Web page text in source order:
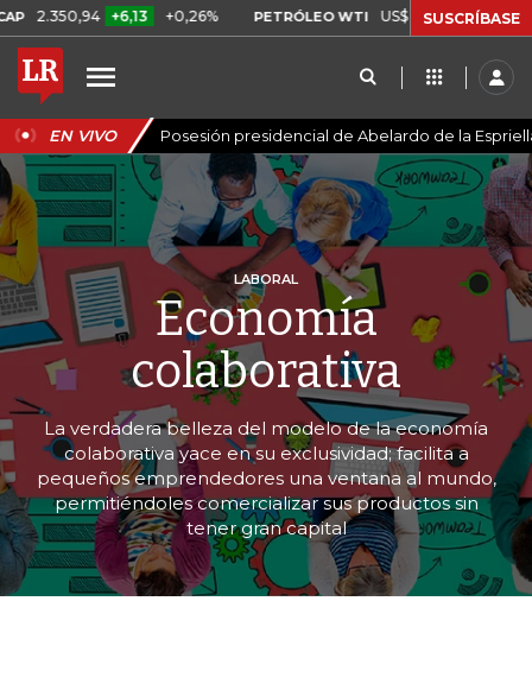
+6,13 +0,26% PETRÓLEO WTI US$ 78,01 US$ 2,92 +3,89%
SUSCRÍBASE
EN VIVO Posesión presidencial de Abelardo de la
LABORAL
Economía
colaborativa
La verdadera belleza del modelo de la economía
colaborativa yace en su exclusividad; facilita a
pequeños emprendedores una ventana al mundo,
permitiéndoles comercializar sus productos sin
tener gran capital